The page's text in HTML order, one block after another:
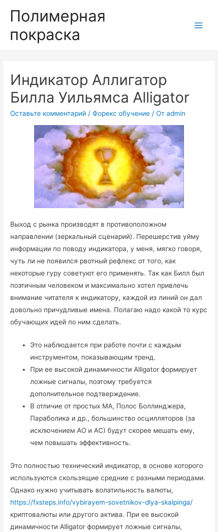
Полимерная
покраска
Индикатор Аллигатор
Билла Уильямса Alligator
Оставьте комментарий /Форекс обучение / От admin
Выход с рынка производят в противоположном
направлении (зеркальный сценарий). Перешерстив уйму
информации по поводу индикатора, у меня, мягко говоря,
чуть ли не появился рвотный рефлекс от того, как
некоторые гуру советуют его применять. Так как Билл был
поэтичным человеком и максимально хотел привлечь
внимание читателя к индикатору, каждой из линий он дал
довольно причудливые имена. Полагаю надо какой то курс
обучающих идей по ним сделать.
Это наблюдается при работе почти с каждым
инструментом, показывающим тренд.
При ее высокой динамичности Alligator формирует
ложные сигналы, поэтому требуется
дополнительное подтверждение.
В отличие от простых МА, Полос Боллинджера,
Параболика и др., большинство осцилляторов (за
исключением АО и АС) будут скорее мешать ему,
чем повышать эффективность.
Это полностью технический индикатор, в основе которого
используются скользящие средние с разными периодами.
Однако нужно учитывать волатильность валюты,
https://fxsteps.info/vybirayem-sovetnikov-dlya-skalpinga/
криптовалюты или другого актива. При ее высокой
динамичности Alligator формирует ложные сигналы,